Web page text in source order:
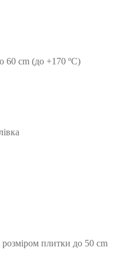
60 cm (до +170 ºС)
плитки до 50 cm